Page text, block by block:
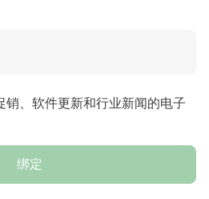
销、软件更新和行业新闻的电子
绑定